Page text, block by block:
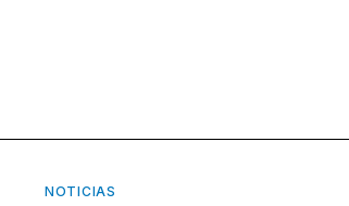
NOTICIAS